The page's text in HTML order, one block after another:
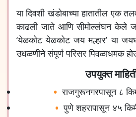
या दिवशी खंडोबाच्या हातातील एक
काढली जाते आणि सीमोल्लंघन केले
‘येळकोट येळकोट जय मल्हार’ या
उधळणीने संपूर्ण परिसर पिवळाधमक
उपयुक्त
राजगुरूनगरपासून ८
पुणे शहरापासून ४५